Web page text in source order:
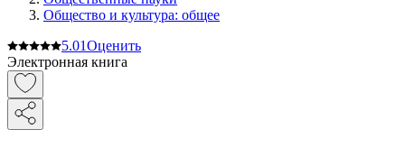
Общество и культура: общее
5.01Оценить
Электронная книга